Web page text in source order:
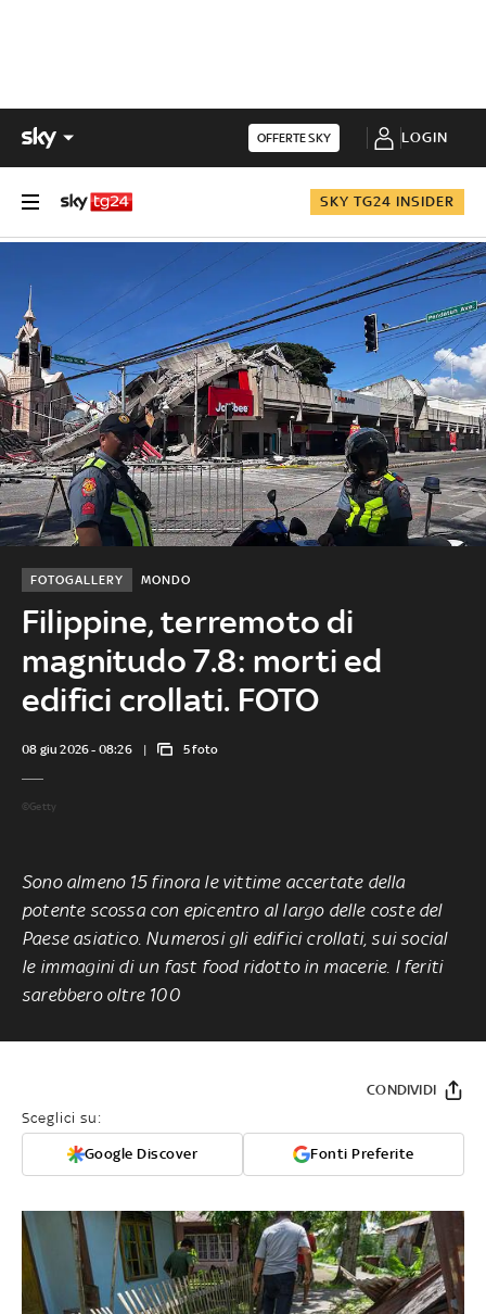
OFFERTE SKY LOGIN
SKY TG24 INSIDER
Filippine, terremoto di
magnitudo 7.8: morti ed
edifici crollati. FOTO
MONDO
FOTOGALLERY
08 giu 2026 - 08:26 5 foto
©Getty
Sono almeno 15 finora le vittime accertate della
potente scossa con epicentro al largo delle coste del
Paese asiatico. Numerosi gli edifici crollati, sui social
le immagini di un fast food ridotto in macerie. I feriti
sarebbero oltre 100
Sceglici su:
Google Discover Fonti Preferite
CONDIVIDI